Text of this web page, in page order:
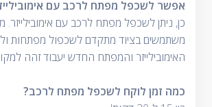
אפשר לשכפל מפתח לרכב עם
כן, ניתן לשכפל מפתח לרכב עם אימובילייזר.
משתמשים בציוד מתקדם לשכפול מפתחות
האימובילייזר והמפתח החדש יעבוד זהה
כמה זמן לוקח לשכפל מפתח לרכב?